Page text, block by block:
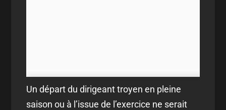
Un départ du dirigeant troyen en pleine
saison ou à l’issue de l’exercice ne serait